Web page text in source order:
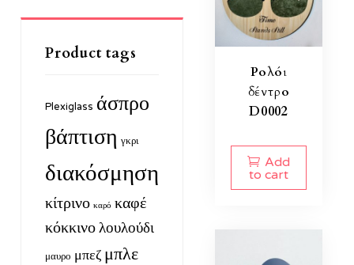
Ρολόι
δέντρο
D0002
Add
to cart
Product tags
Plexiglass άσπρο
βάπτιση γκρι
διακόσμηση
κίτρινο καρό καφέ
κόκκινολουλούδι
μαυρο μπεζ μπλε